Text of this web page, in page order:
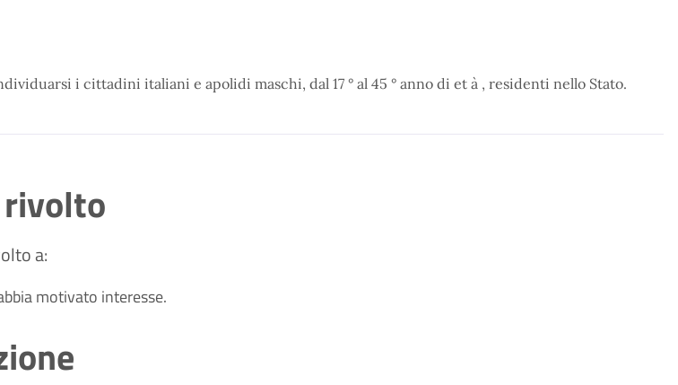
i cittadini italiani e apolidi maschi, dal 17 ° al 45 ° anno di et à , residenti nello Stato.
a:
motivato interesse.